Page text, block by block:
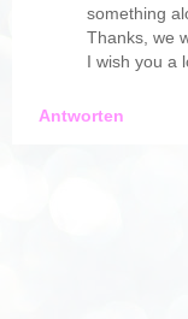
something
Thanks, we
I wish you a
Antworten